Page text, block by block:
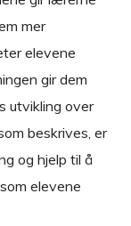
mer
elevene
gir dem
utvikling over
beskrives, er
og hjelp til å
elevene